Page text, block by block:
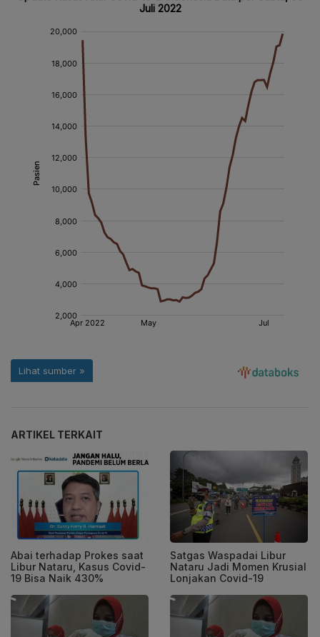
ARTIKEL TERKAIT
Abai terhadap Prokes saat
Libur Nataru, Kasus Covid-
19 Bisa Naik 430%
Satgas Waspadai Libur
Nataru Jadi Momen Krusial
Lonjakan Covid-19